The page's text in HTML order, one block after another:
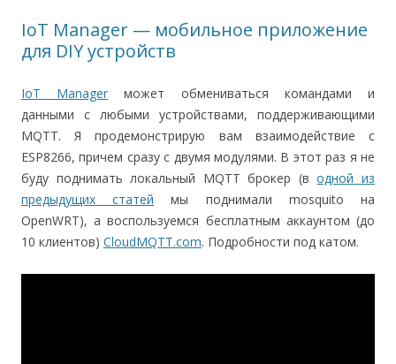
IoT Manager — мобильное приложение
для DIY устройств
IoT Manager может обмениваться командами и
данными с любыми устройствами, поддерживающими
MQTT. Я продемонстрирую вам взаимодействие с
ESP8266, причем сразу с двумя модулями. В этот раз я не
буду поднимать локальный MQTT брокер (водной из
предыдущих статей мы поднимали mosquito на
OpenWRT), а воспользуемся бесплатным аккаунтом (до
10 клиентов) CloudMQTT.com. Подробности под катом.